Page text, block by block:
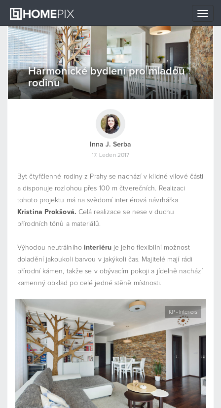
Toggle
Harmonické bydlení pro mladou
rodinu
Inna J. Serba
17. Leden 2017
Byt čtyřčlenné rodiny z Prahy se nachází v klidné vilové části
a disponuje rozlohou přes 100 m čtverečních. Realizaci
tohoto projektu má na svědomí interiérová návrhářka
Kristina Prokšová. Celá realizace se nese v duchu
přírodních tónů a materiálů.
Výhodou neutrálního interiéruje jeho flexibilní možnost
doladění jakoukoli barvou v jakýkoli čas. Majitelé mají rádi
přírodní kámen, takže se v obývacím pokoji a jídelně nachází
kamenný obklad po celé jedné stěně místnosti.
KP - Interiors